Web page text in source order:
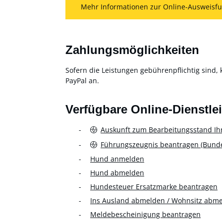
Mehr Informationen zur Online-
Zahlungsmöglichkeiten
Sofern die Leistungen gebührenpflichtig
PayPal an.
Verfügbare Online-
Auskunft zum Bearbeitungsstand
Führungszeugnis beantragen
Hund anmelden
Hund abmelden
Hundesteuer Ersatzmarke beantragen
Ins Ausland abmelden / Wohnsitz
Meldebescheinigung beantragen